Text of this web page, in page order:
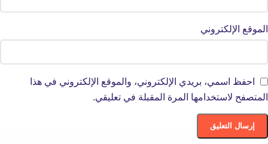
الموقع الإلكتروني
احفظ اسمي، بريدي الإلكتروني، والموقع الإلكتروني في هذا
المتصفح لاستخدامها المرة المقبلة في تعليقي.